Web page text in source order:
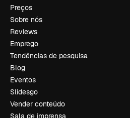
Preços
Sobre nós
Reviews
Emprego
Tendências de pesquisa
Blog
Eventos
Slidesgo
Vender conteúdo
Sala de imprensa